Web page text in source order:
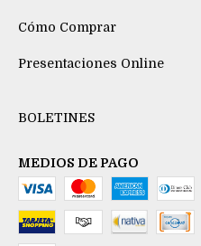
Cómo Comprar
Presentaciones Online
BOLETINES
MEDIOS DE PAGO